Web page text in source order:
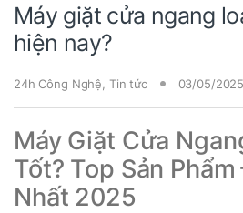
Máy giặt cửa ngang
hiện nay?
24h Công Nghệ Tin tức 03/05/2025
Máy Giặt Cửa
Tốt? Top Sản
Nhất 2025